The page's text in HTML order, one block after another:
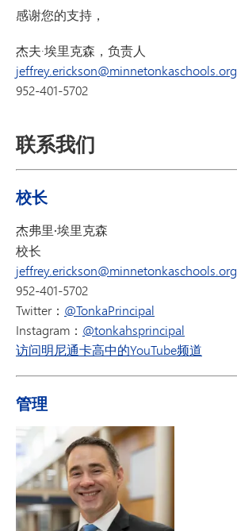
感谢您的支持，
杰夫·埃里克森，负责人
jeffrey.erickson@minnetonkaschools.org
952-401-5702
联系我们
校长
杰弗里·埃里克森
校长
jeffrey.erickson@minnetonkaschools.org
952-401-5702
Twitter： @TonkaPrincipal
Instagram： @tonkahsprincipal
访问明尼通卡高中的YouTube频道
管理